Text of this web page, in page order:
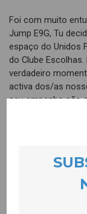
Foi com muito
Jump E9G, Tu
espaço do Unidos
do Clube
verdadeiro
activa dos/as
seu empenho não
bastidores.
limpeza e deram
a playlist que deu